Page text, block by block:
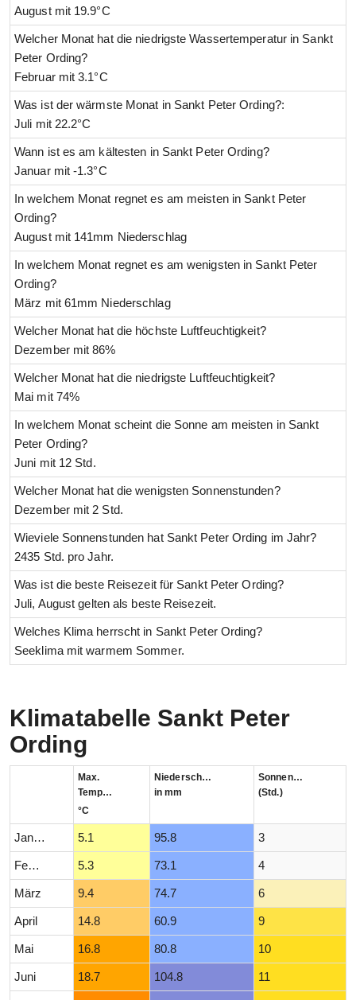
August mit 19.9°C
Welcher Monat hat die niedrigste Wassertemperatur in Sankt
Peter Ording?
Februar mit 3.1°C
Was ist der wärmste Monat in Sankt Peter Ording?:
Juli mit 22.2°C
Wann ist es am kältesten in Sankt Peter Ording?
Januar mit -1.3°C
In welchem Monat regnet es am meisten in Sankt Peter
Ording?
August mit 141mm Niederschlag
In welchem Monat regnet es am wenigsten in Sankt Peter
Ording?
März mit 61mm Niederschlag
Welcher Monat hat die höchste Luftfeuchtigkeit?
Dezember mit 86%
Welcher Monat hat die niedrigste Luftfeuchtigkeit?
Mai mit 74%
In welchem Monat scheint die Sonne am meisten in Sankt
Peter Ording?
Juni mit 12 Std.
Welcher Monat hat die wenigsten Sonnenstunden?
Dezember mit 2 Std.
Wieviele Sonnenstunden hat Sankt Peter Ording im Jahr?
2435 Std. pro Jahr.
Was ist die beste Reisezeit für Sankt Peter Ording?
Juli, August gelten als beste Reisezeit.
Welches Klima herrscht in Sankt Peter Ording?
Seeklima mit warmem Sommer.
Klimatabelle Sankt Peter
Ording
Max.
Temperatur
°C
Niederschlag
in mm
Sonnenstunden
(Std.)
Januar 5.1 95.8 3
Februar 5.3 73.1 4
März 9.4 74.7 6
April 14.8 60.9 9
Mai 16.8 80.8 10
Juni 18.7 104.8 11